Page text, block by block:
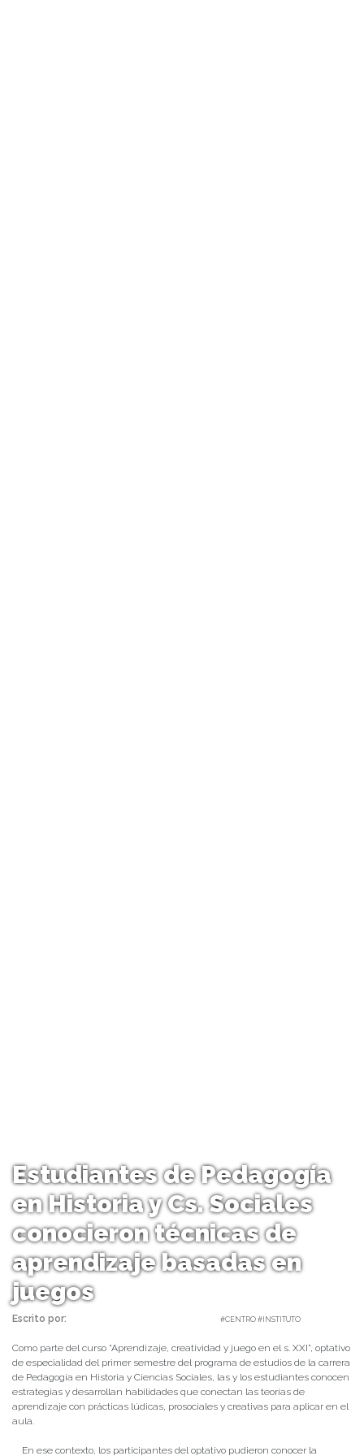
Estudiantes de Pedagogía
en Historia y Cs. Sociales
conocieron técnicas de
aprendizaje basadas en
juegos
Escrito por: #CENTRO #INSTITUTO
Como parte del curso “Aprendizaje, creatividad y juego en el s. XXI”, optativo
de especialidad del primer semestre del programa de estudios de la carrera
de Pedagogía en Historia y Ciencias Sociales, las y los estudiantes conocen
estrategias y desarrollan habilidades que conectan las teorías de
aprendizaje con prácticas lúdicas, prosociales y creativas para aplicar en el
aula.
En ese contexto, los participantes del optativo pudieron conocer la